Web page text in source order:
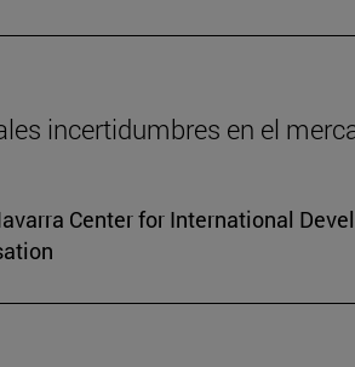
incertidumbres en el
Center for International